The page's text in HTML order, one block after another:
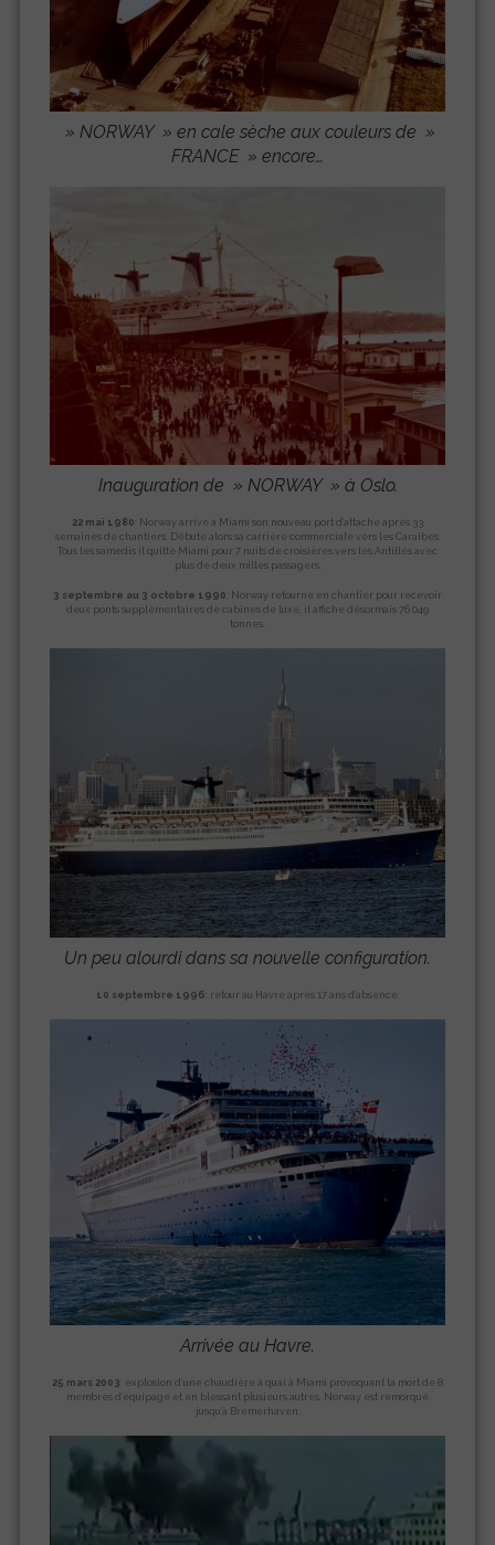
» NORWAY » en cale sèche aux couleurs de »
FRANCE » encore…
Inauguration de » NORWAY» à Oslo.
22 mai 1980 : Norway arrive à Miami son nouveau port d’attache après 33
semaines de chantiers. Débute alors sa carrière commerciale vers les Caraïbes.
Tous les samedis il quitte Miami pour 7 nuits de croisières vers les Antilles avec
plus de deux milles passagers.
3 septembre au 3 octobre 1990 : Norway retourne en chantier pour recevoir
deux ponts supplémentaires de cabines de luxe, il affiche désormais 76 049
tonnes.
Un peu alourdi dans sa nouvelle configuration.
10 septembre 1996 : retour au Havre après 17 ans d’absence.
Arrivée au Havre.
25 mars 2003 : explosion d’une chaudière à quai à Miami provoquant la mort de 8
membres d’équipage et en blessant plusieurs autres. Norway est remorqué
jusqu’à Bremerhaven.